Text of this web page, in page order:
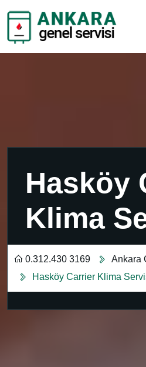
Hasköy
Klima
0.312.430 3169
Ankara
Hasköy Carrier Klima